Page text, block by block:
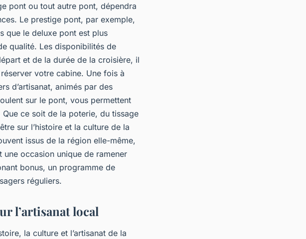
pont ou tout autre pont, dépendra
Le prestige pont, par exemple,
que le deluxe pont est plus
qualité. Les disponibilités de
et de la durée de la croisière, il
votre cabine. Une fois à
d’artisanat, animés par des
sur le pont, vous permettent
Que ce soit de la poterie, du tissage
sur l’histoire et la culture de la
issus de la région elle-même,
une occasion unique de ramener
bonus, un programme de
réguliers.
l’artisanat local
la culture et l’artisanat de la